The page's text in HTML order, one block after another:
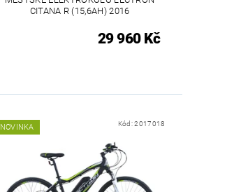
CITANA R (15,6AH) 2016
29 960 Kč
NOVINKA Kód:2017018